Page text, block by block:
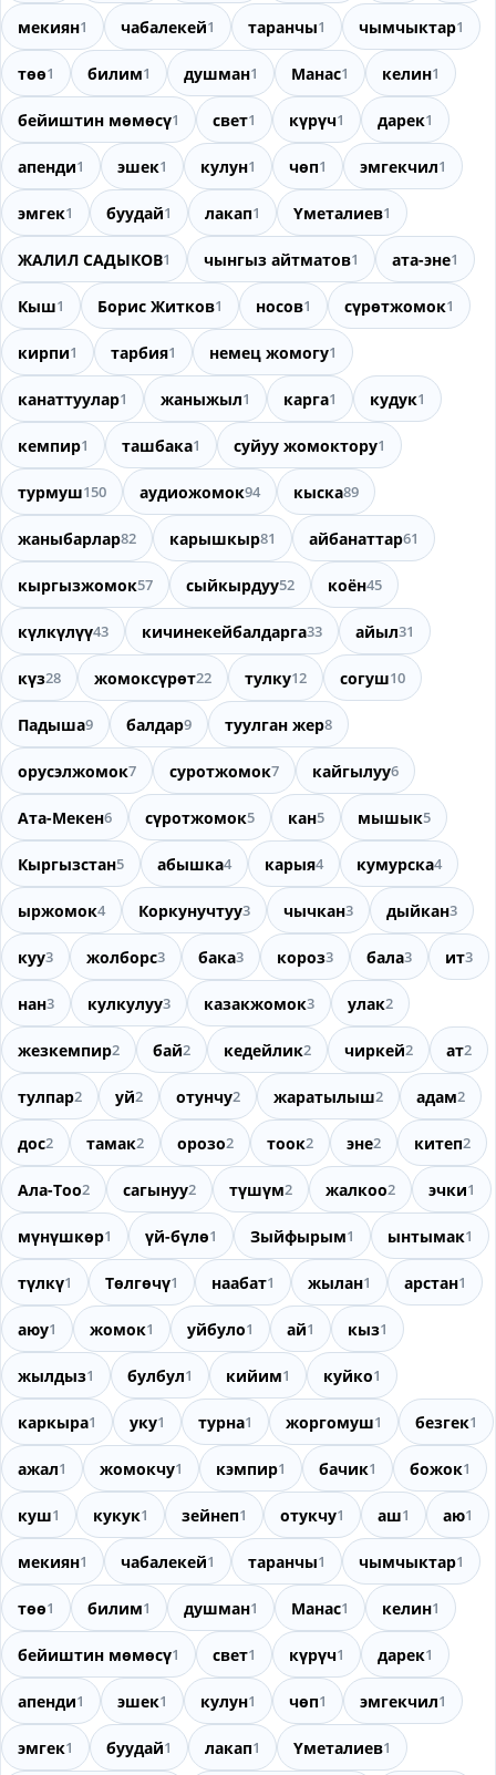
мекиян1 чабалекей1 таранчы1 чымчыктар1
төө1 билим1 душман1 Манас1 келин1
бейиштин мөмөсү1 свет1 күрүч1 дарек1
апенди1 эшек1 кулун1 чөп1 эмгекчил1
эмгек1 буудай1 лакап1 Үметалиев1
ЖАЛИЛ САДЫКОВ1 чынгыз айтматов1 ата-эне1
Кыш1 Борис Житков1 носов1 cүрөтжомок1
кирпи1 тарбия1 немец жомогу1
канаттуулар1 жаныжыл1 карга1 кудук1
кемпир1 ташбака1 суйуу жомоктору1
турмуш150 аудиожомок94 кыска89
жаныбарлар82 карышкыр81 айбанаттар61
кыргызжомок57 сыйкырдуу52 коён45
күлкүлүү43 кичинекейбалдарга33 айыл31
күз28 жомоксүрөт22 тулку12 согуш10
Падыша9 балдар9 туулган жер8
орусэлжомок7 суротжомок7 кайгылуу6
Ата-Мекен6 сүротжомок5 кан5 мышык5
Кыргызстан5 абышка4 карыя4 кумурска4
ыржомок4 Коркунучтуу3 чычкан3 дыйкан3
куу3 жолборс3 бака3 короз3 бала3 ит3
нан3 кулкулуу3 казакжомок3 улак2
жезкемпир2 бай2 кедейлик2 чиркей2 ат2
тулпар2 уй2 отунчу2 жаратылыш2 адам2
дос2 тамак2 орозо2 тоок2 эне2 китеп2
Ала-Тоо2 сагынуу2 түшүм2 жалкоо2 эчки1
мүнүшкөр1 үй-бүлө1 Зыйфырым1 ынтымак1
түлкү1 Төлгөчү1 наабат1 жылан1 арстан1
аюу1 жомок1 уйбуло1 ай1 кыз1
жылдыз1 булбул1 кийим1 куйко1
каркыра1 уку1 турна1 жоргомуш1 безгек1
ажал1 жомокчу1 кэмпир1 бачик1 божок1
куш1 кукук1 зейнеп1 отукчу1 аш1 аю1
мекиян1 чабалекей1 таранчы1 чымчыктар1
төө1 билим1 душман1 Манас1 келин1
бейиштин мөмөсү1 свет1 күрүч1 дарек1
апенди1 эшек1 кулун1 чөп1 эмгекчил1
эмгек1 буудай1 лакап1 Үметалиев1